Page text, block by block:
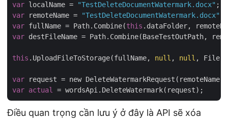
var localName = "TestDeleteDocumentWatermark.docx"
var remoteName = "TestDeleteDocumentWatermark.docx"
var fullName = Path.Combine(this
var destFileName = Path.Combine(BaseTestOutPath,
this .UploadFileToStorage(fullName, null , null ,
var request = new DeleteWatermarkRequest(remoteName,
var actual
Điều quan trọng cần lưu ý ở đây là API sẽ xóa